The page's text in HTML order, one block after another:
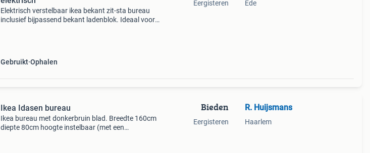
Elektrisch verstelbaar ikea bekant zit-sta bureau
inclusief bijpassend bekant ladenblok. Ideaal voor
Gebruikt Ophalen
Eergisteren Ede
Ikea Idasen bureau
Ikea bureau met donkerbruin blad. Breedte 160cm
diepte 80cm hoogte instelbaar (met een
Bieden
Eergisteren
R. Huijsmans
Haarlem